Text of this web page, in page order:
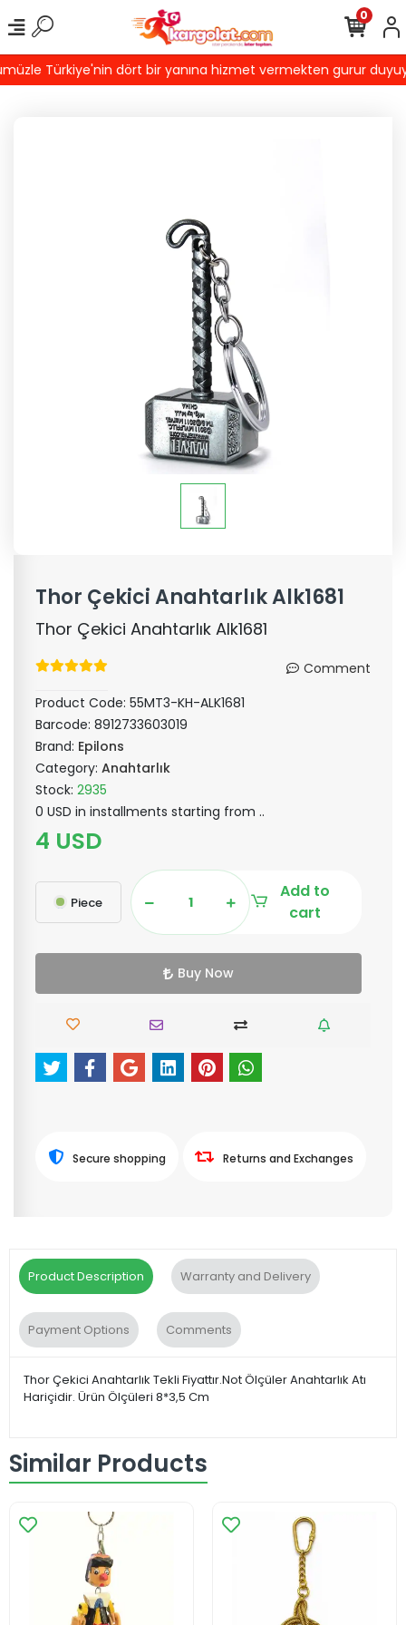
Türkiye'nin dört bir yanına hizmet vermekten gurur
0
Thor Çekici Anahtarlık Alk1681
Thor Çekici Anahtarlık Alk1681
Comment
Product Code: 55MT3-KH-ALK1681
Barcode: 8912733603019
Brand: Epilons
Category: Anahtarlık
Stock: 2935
0 USD in installments starting from ..
4 USD
Piece
Add to
cart
Buy Now
Secure shopping Returns and Exchanges
Product Description Warranty and Delivery
Payment Options Comments
Thor Çekici Anahtarlık Tekli Fiyattır.Not Ölçüler Anahtarlık Atı
Hariçidir. Ürün Ölçüleri 8*3,5 Cm
Similar Products